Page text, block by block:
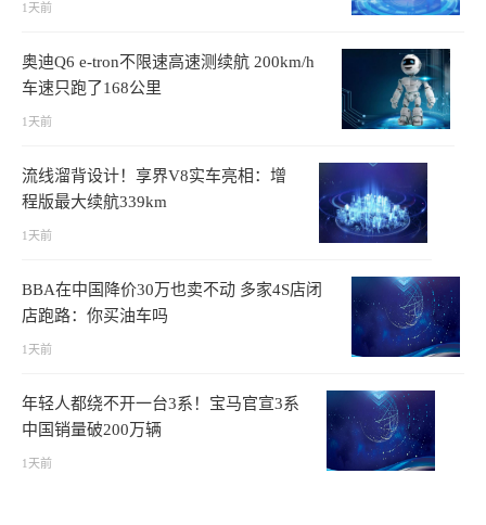
1天前
奥迪Q6 e-tron不限速高速测续航 200km/h
车速只跑了168公里
1天前
流线溜背设计！享界V8实车亮相：增
程版最大续航339km
1天前
BBA在中国降价30万也卖不动 多家4S店闭
店跑路：你买油车吗
1天前
年轻人都绕不开一台3系！宝马官宣3系
中国销量破200万辆
1天前